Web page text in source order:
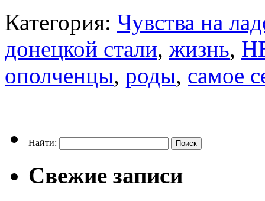
Категория: Чувства на
донецкой стали, жизнь,
ополченцы, роды, самое
Найти:
Свежие записи